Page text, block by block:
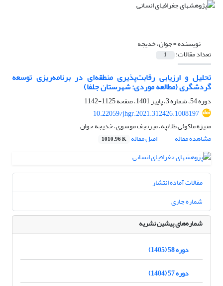
نویسنده =جوان، خدیجه
تعداد مقالات: 1
تحلیل و ارزیابی رقابت‌پذیری منطقه‌ای در برنامه‌ریزی توسعه
گردشگری (مطالعه موردی: شهرستان جلفا)
دوره 54، شماره 3، پاییز 1401، صفحه
1125-1142
10.22059/jhgr.2021.312426.1008197
منیژه ماکوئی طلاتپه، میرنجف موسوی، خدیجه جوان
مشاهده مقاله
اصل مقاله 1010.96 K
مقالات آماده انتشار
شماره جاری
شماره‌های پیشین نشریه
دوره 58 (1405)
دوره 57 (1404)